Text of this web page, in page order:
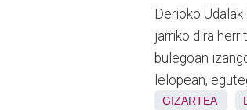
Derioko
jarriko dira
bulegoan
lelopean,
GIZARTEA